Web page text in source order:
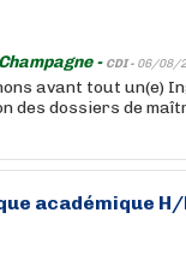
- CDI - 06/08/
avant tout un(e)
des dossiers de
académique H/